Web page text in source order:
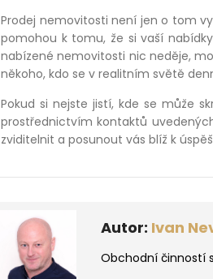
Prodej nemovitosti není jen o tom
pomohou k tomu, že si vaší
nabízené nemovitosti nic neděje,
někoho, kdo se v realitním světě
Pokud si nejste jistí, kde se může
prostřednictvím kontaktů
zviditelnit a posunout vás blíž k
Autor: Ivan
Obchodní činností